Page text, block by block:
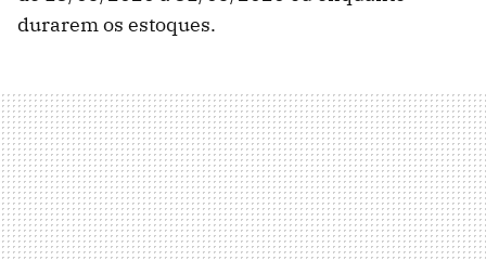
durarem os estoques.